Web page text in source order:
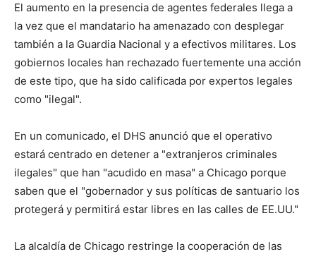
El aumento en la presencia de agentes federales llega a
la vez que el mandatario ha amenazado con desplegar
también a la Guardia Nacional y a efectivos militares. Los
gobiernos locales han rechazado fuertemente una acción
de este tipo, que ha sido calificada por expertos legales
como "ilegal".
En un comunicado, el DHS anunció que el operativo
estará centrado en detener a "extranjeros criminales
ilegales" que han "acudido en masa" a Chicago porque
saben que el "gobernador y sus políticas de santuario los
protegerá y permitirá estar libres en las calles de EE.UU."
La alcaldía de Chicago restringe la cooperación de las